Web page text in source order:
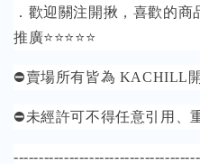
．歡迎關注開揪，喜歡的
推廣⭐⭐⭐⭐⭐
⛔️賣場所有皆為 KACHILL
⛔️未經許可不得任意引用